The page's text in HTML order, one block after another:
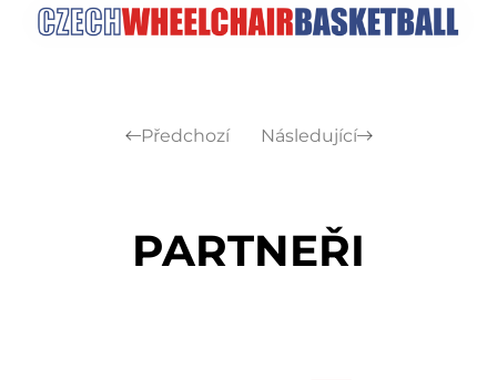
Předchozí Následující
PARTNEŘI